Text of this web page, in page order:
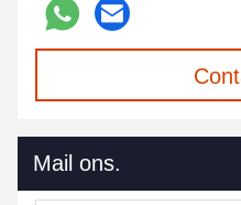
Mail ons.